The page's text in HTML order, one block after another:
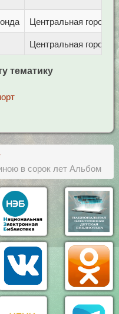
Центральная
Центральная
тематику
в сорок лет Альбом